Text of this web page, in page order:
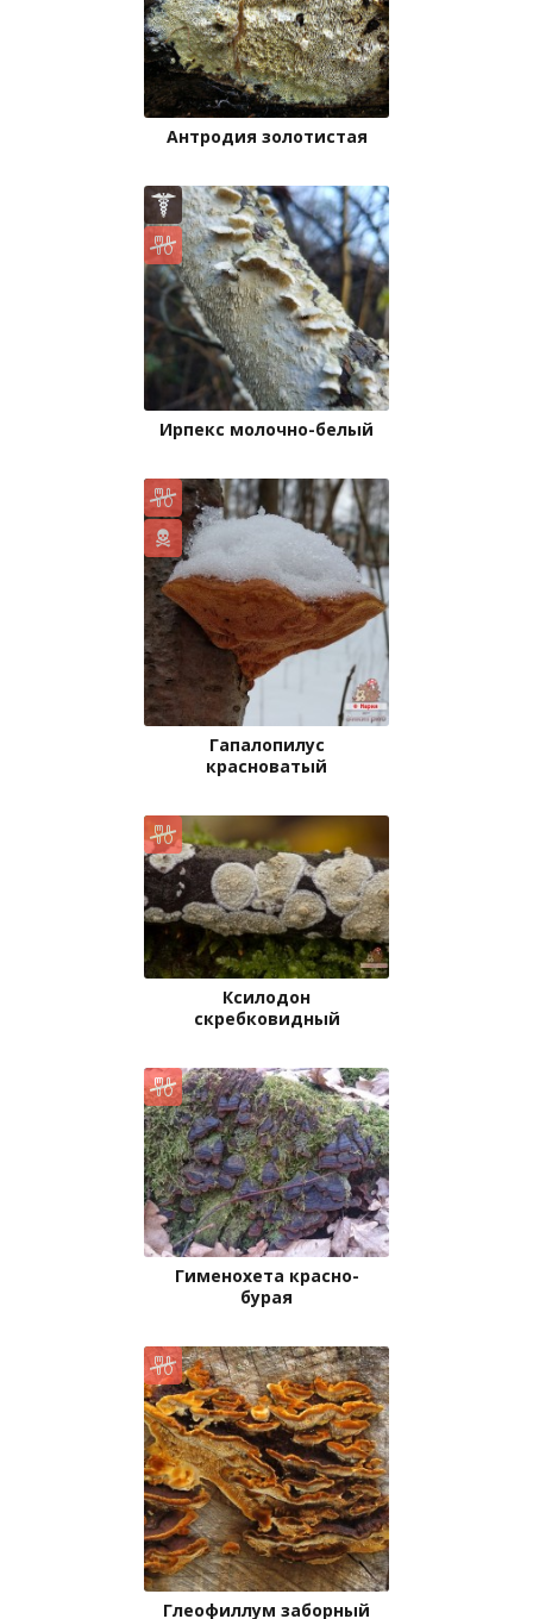
Антродия золотистая
Ирпекс молочно-белый
Гапалопилус
красноватый
Ксилодон
скребковидный
Гименохета красно-
бурая
Глеофиллум заборный